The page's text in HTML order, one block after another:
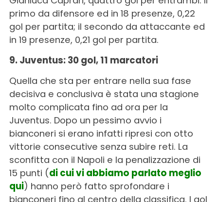
primo da difensore ed in 18 presenze, 0,22
gol per partita; il secondo da attaccante ed
in 19 presenze, 0,21 gol per partita.
9. Juventus: 30 gol, 11 marcatori
Quella che sta per entrare nella sua fase
decisiva e conclusiva è stata una stagione
molto complicata fino ad ora per la
Juventus. Dopo un pessimo avvio i
bianconeri si erano infatti ripresi con otto
vittorie consecutive senza subire reti. La
sconfitta con il Napoli e la penalizzazione di
15 punti (di cui vi abbiamo parlato meglio
qui) hanno però fatto sprofondare i
bianconeri fino al centro della classifica. I gol